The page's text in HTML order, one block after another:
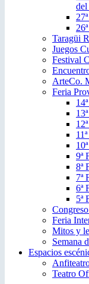
del
Taragüi
Juegos
Festival
ArteCo.
Feria
9ª
8ª
7ª
6ª
5ª
Feria
Mitos y
Semana
Espacios
Teatro